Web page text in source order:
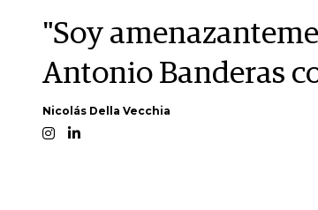
"Soy
Antonio Banderas
Nicolás Della Vecchia